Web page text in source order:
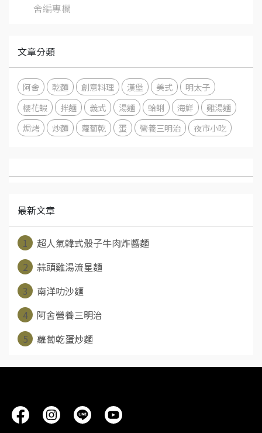
舍編專欄
文章分類
阿舍 乾麵 創意料理 漢堡 美式
明太子
櫻花蝦
拌麵 義式 湯麵 蛤蜊 海鮮
雞湯麵
焗烤
炒麵 蘿蔔乾 蛋 營養三明治 夜市小吃
最新文章
1
超人氣韓式骰子牛肉炸醬麵
2
蒜頭雞湯流星麵
3
南洋叻沙麵
4
阿舍營養三明治
5
蘿蔔乾蛋炒麵